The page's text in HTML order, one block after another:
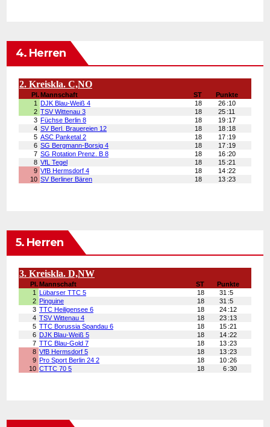
4. Herren
5. Herren